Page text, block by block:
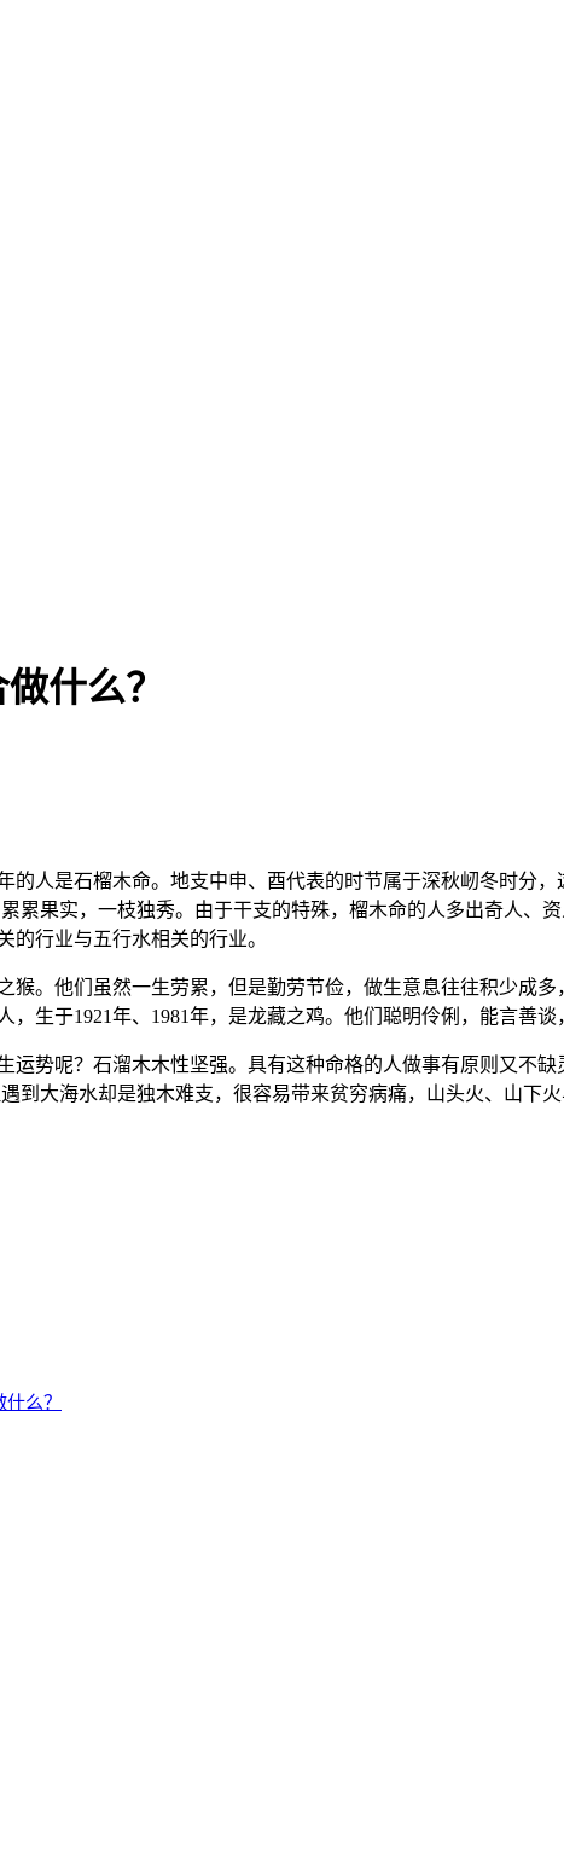
什么？
的人是石榴木命。地支中申、酉代表的时节属于深秋屻冬时分
累果实，一枝独秀。由于干支的特殊，榴木命的人多出奇人、
的行业与五行水相关的行业。
猴。他们虽然一生劳累，但是勤劳节俭，做生意息往往积少成
生于1921年、1981年，是龙藏之鸡。他们聪明伶俐，能言善
运势呢？石溜木木性坚强。具有这种命格的人做事有原则又不
到大海水却是独木难支，很容易带来贫穷病痛，山头火、山下
么？